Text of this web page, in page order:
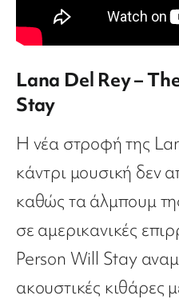
Lana Del Rey –
Stay
Η νέα στροφή της
κάντρι μουσική δεν
καθώς τα άλμπουμ
σε αμερικανικές
Person Will Stay
ακουστικές κιθάρες